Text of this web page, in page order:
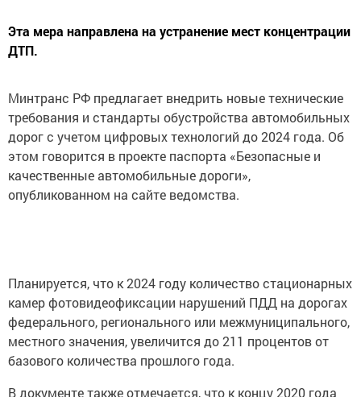
Эта мера направлена на устранение мест концентрации
ДТП.
Минтранс РФ предлагает внедрить новые технические
требования и стандарты обустройства автомобильных
дорог с учетом цифровых технологий до 2024 года. Об
этом говорится в проекте паспорта «Безопасные и
качественные автомобильные дороги»,
опубликованном на сайте ведомства.
Планируется, что к 2024 году количество стационарных
камер фотовидеофиксации нарушений ПДД на дорогах
федерального, регионального или межмуниципального,
местного значения, увеличится до 211 процентов от
базового количества прошлого года.
В документе также отмечается, что к концу 2020 года